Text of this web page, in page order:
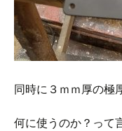
同時に３ｍｍ厚の極
何に使うのか？って